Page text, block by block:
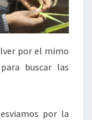
por el mimo
buscar las
por la